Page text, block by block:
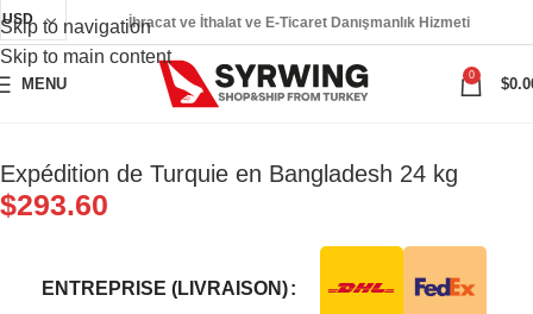
Skip to navigation
Skip to main content
USD İhracat ve İthalat ve E-Ticaret Danışmanlık Hizmeti
MENU
0
$
Expédition de Turquie en Bangladesh 24 kg
$293.60
ENTREPRISE (LIVRAISON)